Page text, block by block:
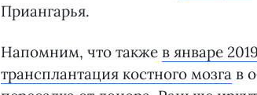
Приангарья.
Напомним, что также в январе
трансплантация костного мозга в